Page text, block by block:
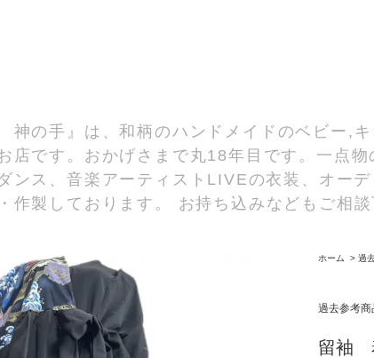
神の手』は、和柄のハンドメイドのベビー,
店です。おかげさまで丸18年目です。一点
ンス、音楽アーティストLIVEの衣装、オー
作製しております。 お持ち込みなどもご相談
ホーム > 過
過去参考商
留袖